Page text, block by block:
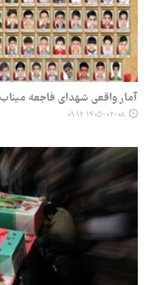
آمار واقعی شهدای فاجعه میناب
۱۴۰۵-۰۲-۰۸ ۰۹:۱۲